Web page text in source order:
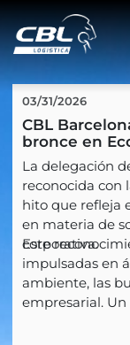
03/31/2026
CBL
bronce en
La delegación
reconocida con
hito que refleja
en materia de
corporativa.
Este
impulsadas en
ambiente, las
empresarial. Un